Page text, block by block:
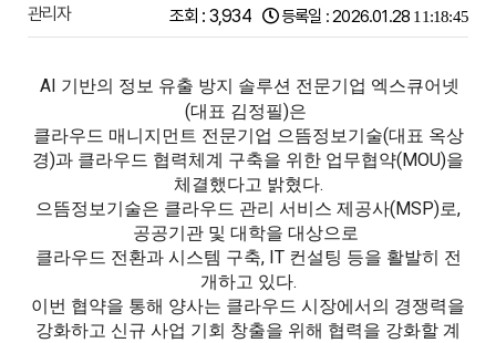
관리자 등록일 : 2026.01.28 11:18:45
조회 :3,934
AI 기반의 정보 유출 방지 솔루션 전문기업 엑스큐어넷
(대표 김정필)은
클라우드 매니지먼트 전문기업 으뜸정보기술(대표 옥상
경)과 클라우드 협력체계 구축을 위한 업무협약(MOU)을
체결했다고 밝혔다.
으뜸정보기술은 클라우드 관리 서비스 제공사(MSP)로,
공공기관 및 대학을 대상으로
클라우드 전환과 시스템 구축, IT 컨설팅 등을 활발히 전
개하고 있다.
이번 협약을 통해 양사는 클라우드 시장에서의 경쟁력을
강화하고 신규 사업 기회 창출을 위해 협력을 강화할 계